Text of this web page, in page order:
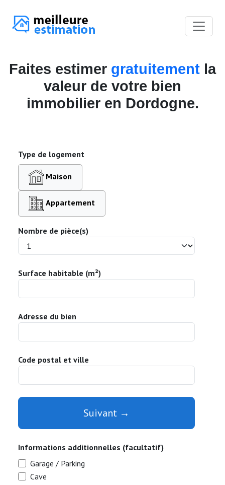
Faites estimer gratuitement la
valeur de votre bien
immobilier en Dordogne.
Type de logement
Maison
Appartement
Nombre de pièce(s)
Surface habitable (m²)
Adresse du bien
Code postal et ville
Suivant →
Informations additionnelles (facultatif)
Garage / Parking
Cave